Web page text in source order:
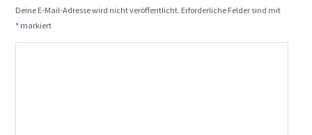
Deine E-Mail-Adresse wird nicht veröffentlicht. Erforderliche Felder sind mit
*markiert